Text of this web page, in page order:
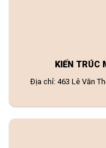
KIẾN TRÚC
Địa chỉ: 463 Lê Văn